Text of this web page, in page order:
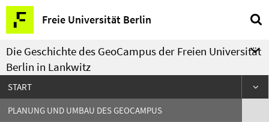
Springe
direkt
zu
Inhalt
Freie Universität Berlin
Service-
Navigation
Die Geschichte des GeoCampus der Freien Universität
Berlin in Lankwitz
START
PLANUNG UND UMBAU DES GEOCAMPUS